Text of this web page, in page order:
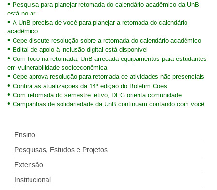
Pesquisa para planejar retomada do calendário acadêmico da UnB
está no ar
A UnB precisa de você para planejar a retomada do calendário
acadêmico
Cepe discute resolução sobre a retomada do calendário acadêmico
Edital de apoio à inclusão digital está disponível
Com foco na retomada, UnB arrecada equipamentos para estudantes
em vulnerabilidade socioeconômica
Cepe aprova resolução para retomada de atividades não presenciais
Confira as atualizações da 14ª edição do Boletim Coes
Com retomada do semestre letivo, DEG orienta comunidade
Campanhas de solidariedade da UnB continuam contando com você
Ensino
Pesquisas, Estudos e Projetos
Extensão
Institucional